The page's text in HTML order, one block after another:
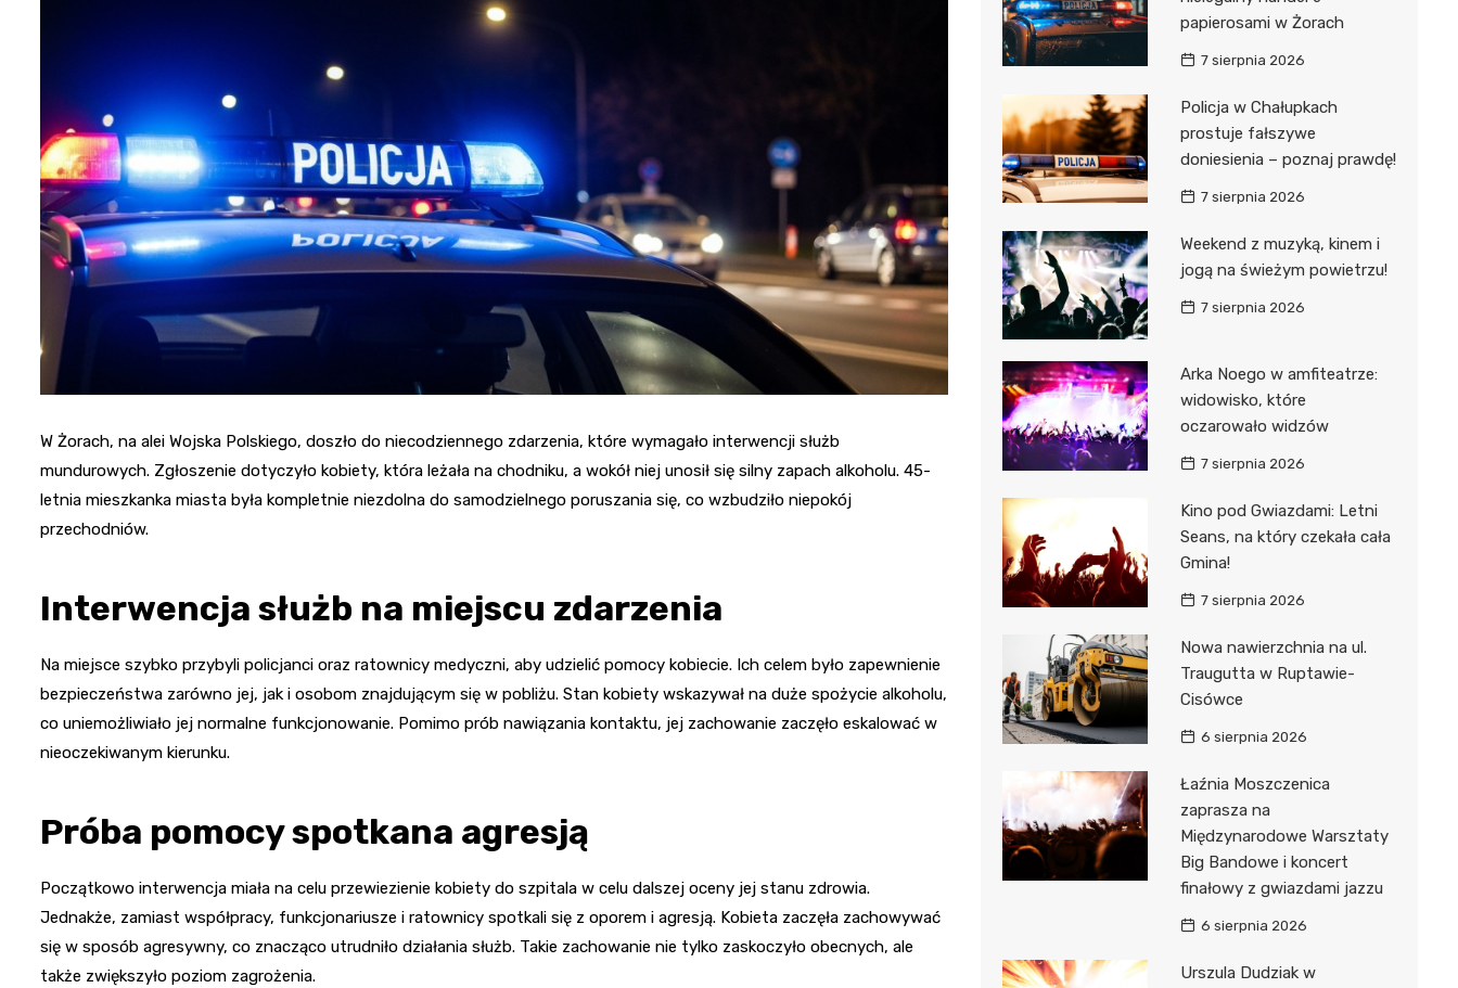
W Żorach, na alei Wojska Polskiego, doszło do niecodziennego zdarzenia, które wymagało interwencji służb
mundurowych. Zgłoszenie dotyczyło kobiety, która leżała na chodniku, a wokół niej unosił się silny zapach alkoholu. 45-
letnia mieszkanka miasta była kompletnie niezdolna do samodzielnego poruszania się, co wzbudziło niepokój
przechodniów.
Interwencja służb na miejscu zdarzenia
Na miejsce szybko przybyli policjanci oraz ratownicy medyczni, aby udzielić pomocy kobiecie. Ich celem było zapewnienie
bezpieczeństwa zarówno jej, jak i osobom znajdującym się w pobliżu. Stan kobiety wskazywał na duże spożycie alkoholu,
co uniemożliwiało jej normalne funkcjonowanie. Pomimo prób nawiązania kontaktu, jej zachowanie zaczęło eskalować w
nieoczekiwanym kierunku.
Próba pomocy spotkana agresją
Początkowo interwencja miała na celu przewiezienie kobiety do szpitala w celu dalszej oceny jej stanu zdrowia.
Jednakże, zamiast współpracy, funkcjonariusze i ratownicy spotkali się z oporem i agresją. Kobieta zaczęła zachowywać
się w sposób agresywny, co znacząco utrudniło działania służb. Takie zachowanie nie tylko zaskoczyło obecnych, ale
także zwiększyło poziom zagrożenia.
papierosami w Żorach
7 sierpnia 2026
Policja w Chałupkach
prostuje fałszywe
doniesienia – poznaj prawdę!
7 sierpnia 2026
Weekend z muzyką, kinem i
jogą na świeżym powietrzu!
7 sierpnia 2026
Arka Noego w amfiteatrze:
widowisko, które
oczarowało widzów
7 sierpnia 2026
Kino pod Gwiazdami: Letni
Seans, na który czekała cała
Gmina!
7 sierpnia 2026
Nowa nawierzchnia na ul.
Traugutta w Ruptawie-
Cisówce
6 sierpnia 2026
Łaźnia Moszczenica
zaprasza na
Międzynarodowe Warsztaty
Big Bandowe i koncert
finałowy z gwiazdami jazzu
6 sierpnia 2026
Urszula Dudziak w